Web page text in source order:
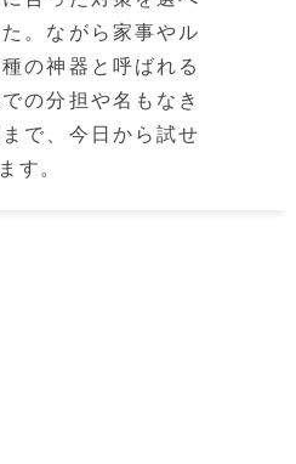
。ながら家事やル
の神器と呼ばれる
の分担や名もなき
で、今日から試せ
す。